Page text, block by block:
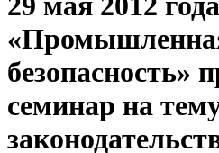
безопасность»
семинар на